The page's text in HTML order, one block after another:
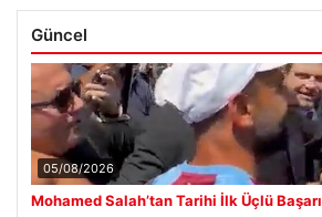
Güncel
05/08/2026
Mohamed Salah’tan Tarihi İlk Üçlü Başarı